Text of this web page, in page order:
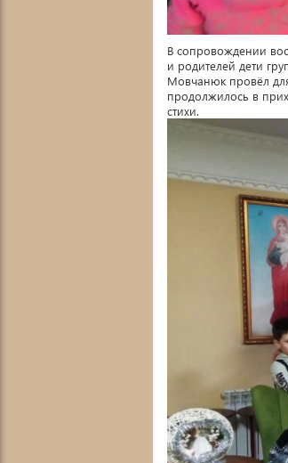
В сопровождении
и родителей дети
Мовчанюк провёл
продолжилось в
стихи.